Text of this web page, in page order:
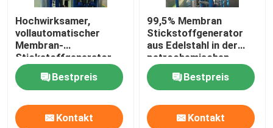
Hochwirksamer,
vollautomatischer
Membran-
Stickstoffgenerator
für die Petrochemie
Bestpreis
Kontakt
99,5% Membran
Stickstoffgenerator
aus Edelstahl in der
petrochemischen
Industrie
Bestpreis
Kontakt